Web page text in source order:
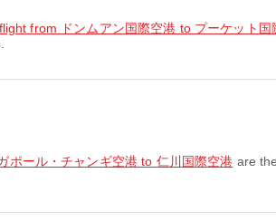
flight from ドンムアン国際空港 to プーケット国
ポール・チャンギ空港 to 仁川国際空港 are